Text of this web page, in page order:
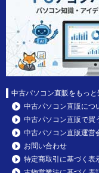
中古パソコン直販をもっと
中古パソコン直販につ
中古パソコン直販で買
中古パソコン直販運営
お問い合わせ
特定商取引に基づく表